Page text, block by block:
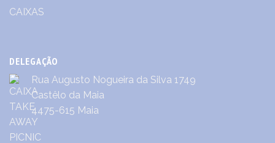
DELEGAÇÃO
Rua Augusto Nogueira da Silva 1749
Castêlo da Maia
4475-615 Maia